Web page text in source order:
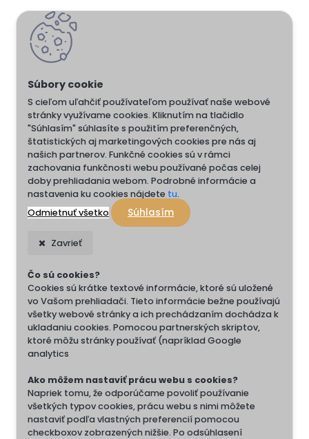
S cieľom uľahčiť používateľom používať naše webové
stránky využívame cookies. Kliknutím na tlačidlo
"Súhlasím" súhlasíte s použitím preferenčných,
štatistických aj marketingových cookies pre nás aj
našich partnerov. Funkčné cookies sú v rámci
zachovania funkčnosti webu používané počas celej
doby prehliadania webom. Podrobné informácie a
nastavenia ku cookies nájdete tu.
Odmietnuť všetko
Súhlasím
Zavrieť
Čo sú cookies?
Cookies sú krátke textové informácie, ktoré sú uložené
vo Vašom prehliadači. Tieto informácie bežne používajú
všetky webové stránky a ich prechádzaním dochádza k
ukladaniu cookies. Pomocou partnerských skriptov,
ktoré môžu stránky používať (napríklad Google
analytics
Ako môžem nastaviť prácu webu s cookies?
Napriek tomu, že odporúčame povoliť používanie
všetkých typov cookies, prácu webu s nimi môžete
nastaviť podľa vlastných preferencií pomocou
checkboxov zobrazených nižšie. Po odsúhlasení